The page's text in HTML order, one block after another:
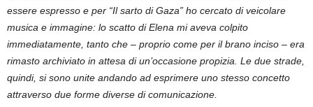
essere espresso e per “Il sarto di Gaza” ho cercato di veicolare
musica e immagine: lo scatto di Elena mi aveva colpito
immediatamente, tanto che – proprio come per il brano inciso – era
rimasto archiviato in attesa di un’occasione propizia. Le due strade,
quindi, si sono unite andando ad esprimere uno stesso concetto
attraverso due forme diverse di comunicazione.